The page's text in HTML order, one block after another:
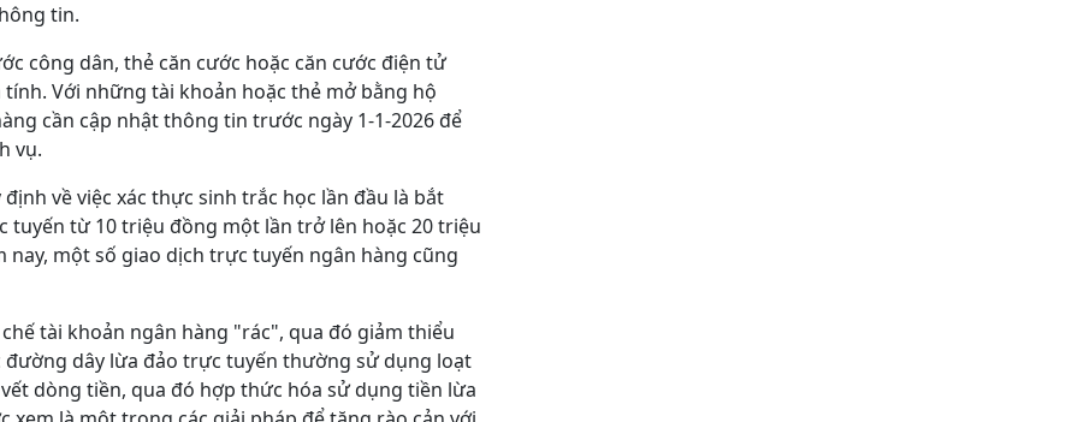
tin.
công dân, thẻ căn cước hoặc căn cước điện tử
Với những tài khoản hoặc thẻ mở bằng hộ
cần cập nhật thông tin trước ngày 1-1-2026 để
vụ.
về việc xác thực sinh trắc học lần đầu là bắt
tuyến từ 10 triệu đồng một lần trở lên hoặc 20 triệu
một số giao dịch trực tuyến ngân hàng cũng
tài khoản ngân hàng "rác", qua đó giảm thiểu
dây lừa đảo trực tuyến thường sử dụng loạt
dòng tiền, qua đó hợp thức hóa sử dụng tiền lừa